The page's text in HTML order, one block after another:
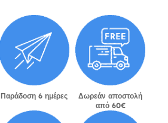
Παράδοση 6 ημέρες
Δωρεάν αποστολή
από 60€